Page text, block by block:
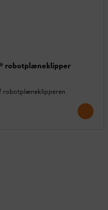
robotplæneklipper
robotplæneklipperen